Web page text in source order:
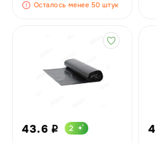
Осталось менее 50 штук
43.6 i 2